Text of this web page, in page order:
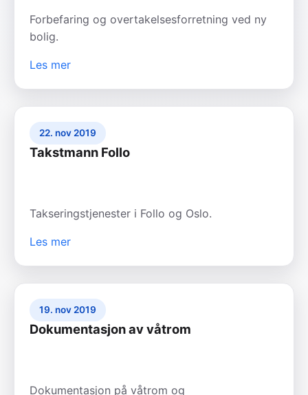
Forbefaring og overtakelsesforretning ved ny
bolig.
Les mer
22. nov 2019
Takstmann Follo
Takseringstjenester i Follo og Oslo.
Les mer
19. nov 2019
Dokumentasjon av våtrom
Dokumentasjon på våtrom og